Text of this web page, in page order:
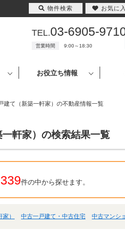
TEL.03-6905-
営業時間 9:00～18:30
お役立ち情報
建て（新築一軒家）の不動産情報一覧
軒家）の検索結果一覧
件の中から探せます。
） 中古一戸建て・中古住宅 中古マンシ
物件検索 お気に